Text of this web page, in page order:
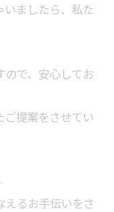
いましたら、私た
で、安心してお
ご提案をさせてい
えるお手伝いをさ